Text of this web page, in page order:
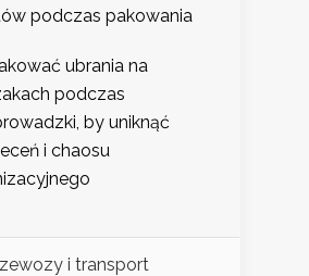
podczas pakowania
ubrania na
podczas
by uniknąć
i chaosu
i transport